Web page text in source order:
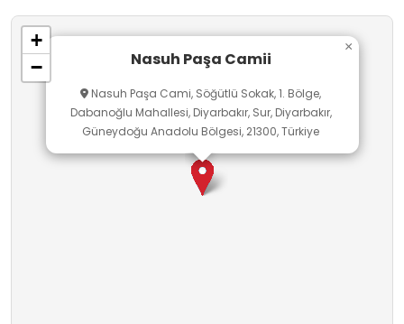
mirası yaşatma bilincini aşılar. Öğrencilerimiz
burada sadece tarihi bir yapıyı değil;
medeniyetimizin inceliklerini ve tarihi
süreçlerdeki direncini gözlemleyerek bütüncül
bir gelişim sağlarlar. Bu gezi, öğrencilerimizin
sanat ve tarih okuryazarlığı becerilerini de
Nasuh Paşa Camii
Nasuh Paşa Cami, Söğütlü Sokak, 1. Bölge,
Dabanoğlu Mahallesi, Diyarbakır, Sur, Diyarbakır,
Güneydoğu Anadolu Bölgesi, 21300, Türkiye
×
+
−